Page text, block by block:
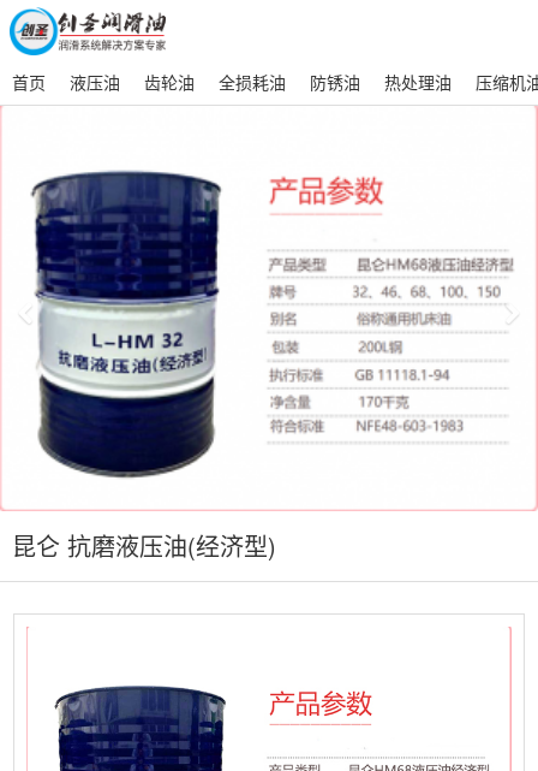
首页 液压油 齿轮油 全损耗油 防锈油 热处理油 压缩机
昆仑 抗磨液压油(经济型)